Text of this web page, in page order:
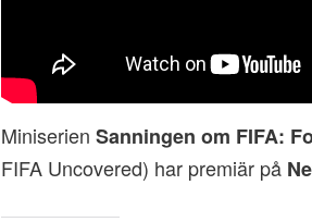
Miniserien Sanningen om FIFA:
FIFA Uncovered) har premiär på